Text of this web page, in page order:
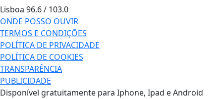
Lisboa 96.6 / 103.0
ONDE POSSO OUVIR
TERMOS E CONDIÇÕES
POLÍTICA DE PRIVACIDADE
POLÍTICA DE COOKIES
TRANSPARÊNCIA
PUBLICIDADE
Disponível gratuitamente para Iphone, Ipad e Android